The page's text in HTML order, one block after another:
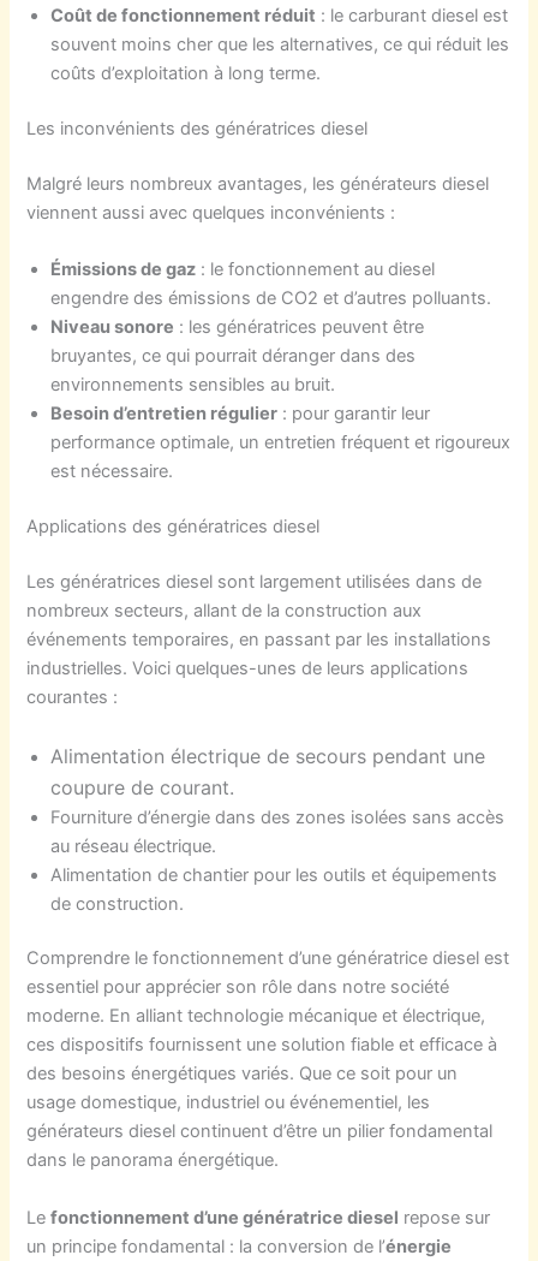
Coût de fonctionnement réduit : le carburant diesel est
souvent moins cher que les alternatives, ce qui réduit les
coûts d’exploitation à long terme.
Les inconvénients des génératrices diesel
Malgré leurs nombreux avantages, les générateurs diesel
viennent aussi avec quelques inconvénients :
Émissions de gaz : le fonctionnement au diesel
engendre des émissions de CO2 et d’autres polluants.
Niveau sonore : les génératrices peuvent être
bruyantes, ce qui pourrait déranger dans des
environnements sensibles au bruit.
Besoin d’entretien régulier : pour garantir leur
performance optimale, un entretien fréquent et rigoureux
est nécessaire.
Applications des génératrices diesel
Les génératrices diesel sont largement utilisées dans de
nombreux secteurs, allant de la construction aux
événements temporaires, en passant par les installations
industrielles. Voici quelques-unes de leurs applications
courantes :
Alimentation électrique de secours pendant une
coupure de courant.
Fourniture d’énergie dans des zones isolées sans accès
au réseau électrique.
Alimentation de chantier pour les outils et équipements
de construction.
Comprendre le fonctionnement d’une génératrice diesel est
essentiel pour apprécier son rôle dans notre société
moderne. En alliant technologie mécanique et électrique,
ces dispositifs fournissent une solution fiable et efficace à
des besoins énergétiques variés. Que ce soit pour un
usage domestique, industriel ou événementiel, les
générateurs diesel continuent d’être un pilier fondamental
dans le panorama énergétique.
Lefonctionnement d’une génératrice diesel repose sur
un principe fondamental : la conversion de l’énergie